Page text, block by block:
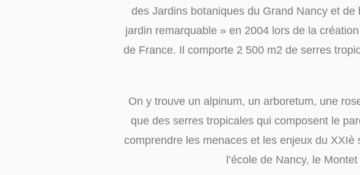
des Jardins botaniques du Grand Nancy et
jardin remarquable » en 2004 lors de la
de France. Il comporte 2 500 m2 de serres
On y trouve un alpinum, un arboretum, une
que des serres tropicales qui composent le
comprendre les menaces et les enjeux du
l’école de Nancy, le